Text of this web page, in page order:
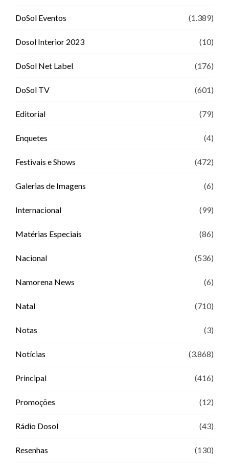
DoSol Eventos (1.389)
Dosol Interior 2023 (10)
DoSol Net Label (176)
DoSol TV (601)
Editorial (79)
Enquetes (4)
Festivais e Shows (472)
Galerias de Imagens (6)
Internacional (99)
Matérias Especiais (86)
Nacional (536)
Namorena News (6)
Natal (710)
Notas (3)
Notícias (3.868)
Principal (416)
Promoções (12)
Rádio Dosol (43)
Resenhas (130)